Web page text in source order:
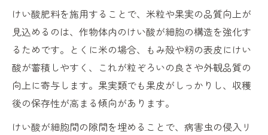
けい酸肥料を施用することで、米粒や果実の品質向上が
見込めるのは、作物体内のけい酸が細胞の構造を強化す
るためです。とくに米の場合、もみ殻や籾の表皮にけい
酸が蓄積しやすく、これが粒ぞろいの良さや外観品質の
向上に寄与します。果実類でも果皮がしっかりし、収穫
後の保存性が高まる傾向があります。
けい酸が細胞間の隙間を埋めることで、病害虫の侵入リ